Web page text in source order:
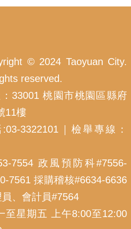
© 2024 Taoyuan City.
reserved.
33001 桃園市桃園區縣府
11樓
3322101｜檢舉專線：
7554 政風預防科#7556-
7561 採購稽核#6634-6636
、會計員#7564
至星期五 上午8:00至12:00